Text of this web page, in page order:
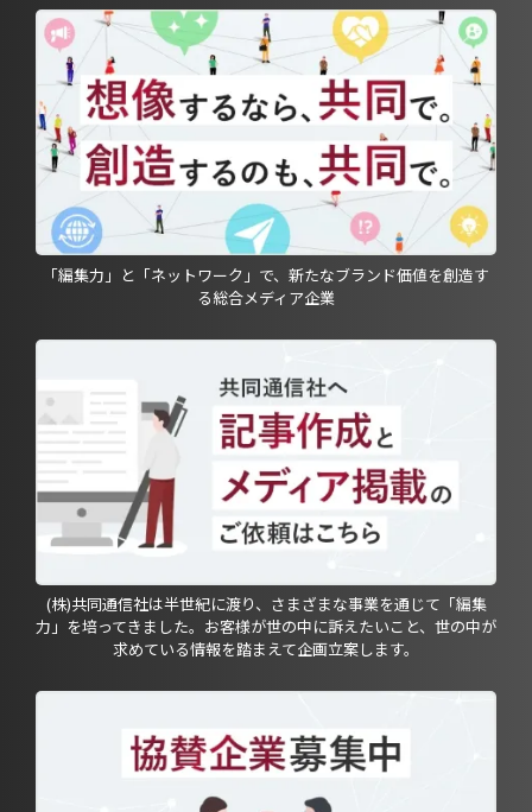
「編集力」と「ネットワーク」で、新たなブランド価値を創造す
る総合メディア企業
(株)共同通信社は半世紀に渡り、さまざまな事業を通じて「編集
力」を培ってきました。お客様が世の中に訴えたいこと、世の中が
求めている情報を踏まえて企画立案します。